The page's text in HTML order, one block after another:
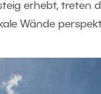
erhebt, treten
Wände